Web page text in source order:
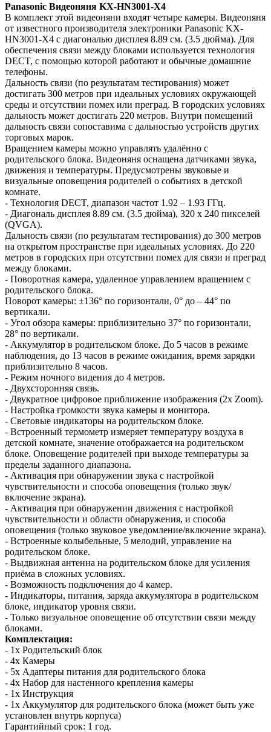
Panasonic Видеоняня KX-HN3001-X4
В комплект этой видеоняни входят четыре камеры. Видеоняня
от известного производителя электроники Panasonic KX-
HN3001-X4 с диагональю дисплея 8.89 см. (3.5 дюйма). Для
обеспечения связи между блоками используется технология
DECT, с помощью которой работают и обычные домашние
телефоны.
Дальность связи (по результатам тестирования) может
достигать 300 метров при идеальных условиях окружающей
среды и отсутствии помех или преград. В городских условиях
дальность может достигать 220 метров. Внутри помещений
дальность связи сопоставима с дальностью устройств других
торговых марок.
Вращением камеры можно управлять удалённо с
родительского блока. Видеоняня оснащена датчиками звука,
движения и температуры. Предусмотрены звуковые и
визуальные оповещения родителей о событиях в детской
комнате.
- Технология DECT, диапазон частот 1.92 – 1.93 ГГц.
- Диагональ дисплея 8.89 см. (3.5 дюйма), 320 x 240 пикселей
(QVGA).
Дальность связи (по результатам тестирования) до 300 метров
на открытом пространстве при идеальных условиях. До 220
метров в городских при отсутствии помех для связи и преград
между блоками.
- Поворотная камера, удаленное управлением вращением с
родительского блока.
Поворот камеры: ±136° по горизонтали, 0° до – 44° по
вертикали.
- Угол обзора камеры: приблизительно 37° по горизонтали,
28° по вертикали.
- Аккумулятор в родительском блоке. До 5 часов в режиме
наблюдения, до 13 часов в режиме ожидания, время зарядки
приблизительно 8 часов.
- Режим ночного видения до 4 метров.
- Двухсторонняя связь.
- Двукратное цифровое приближение изображения (2х Zoom).
- Настройка громкости звука камеры и монитора.
- Световые индикаторы на родительском блоке.
- Встроенный термометр измеряет температуру воздуха в
детской комнате, значение отображается на родительском
блоке. Оповещение родителей при выходе температуры за
пределы заданного диапазона.
- Активация при обнаружении звука с настройкой
чувствительности и способа оповещения (только звук/
включение экрана).
- Активация при обнаружении движения с настройкой
чувствительности и области обнаружения, и способа
оповещения (только звуковое уведомление/включение экрана).
- Встроенные колыбельные, 5 мелодий, управление на
родительском блоке.
- Выдвижная антенна на родительском блоке для усиления
приёма в сложных условиях.
- Возможность подключения до 4 камер.
- Индикаторы, питания, заряда аккумулятора в родительском
блоке, индикатор уровня связи.
- Только визуальное оповещение об отсутствии связи между
блоками.
Комплектация:
- 1х Родительский блок
- 4х Камеры
- 5х Адаптеры питания для родительского блока
- 4х Набор для настенного крепления камеры
- 1х Инструкция
- 1х Аккумулятор для родительского блока (может быть уже
установлен внутрь корпуса)
Гарантийный срок: 1 год.